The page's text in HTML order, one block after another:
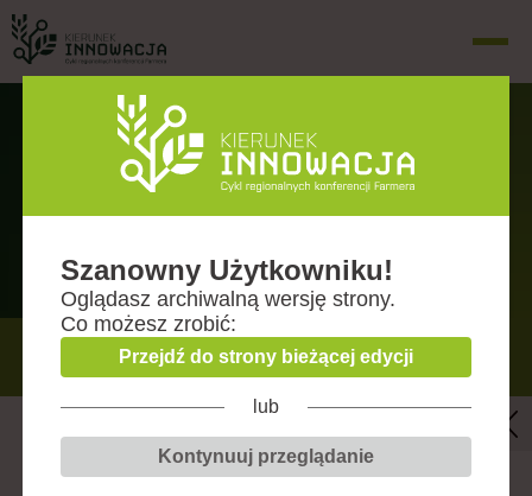
Agenda
Wrocław (woj. dolnośląskie)
7 LUTEGO 2024
Biopreparaty
Szanowny Użytkowniku!
Oglądasz archiwalną wersję strony.
Co możesz zrobić:
Przejdź do strony bieżącej edycji
lub
Kontynuuj przeglądanie